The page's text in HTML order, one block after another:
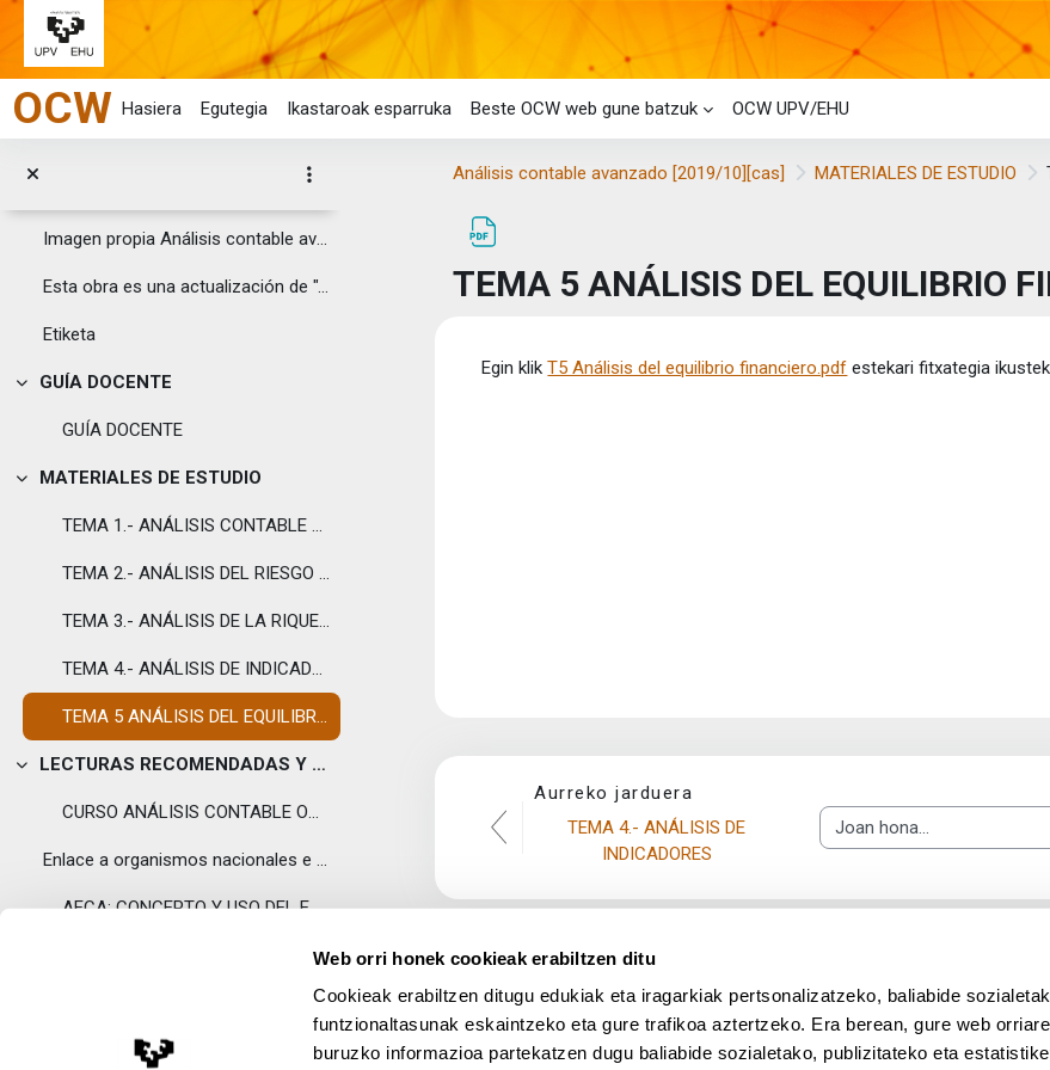
Web orri honek cookieak erabiltzen ditu
Cookieak erabiltzen ditugu edukiak eta iragarkiak pertsonalizatzeko, baliabide
funtzionaltasunak eskaintzeko eta gure trafikoa aztertzeko. Era berean, gure web
buruzko informazioa partekatzen dugu baliabide sozialetako, publizitateko eta
Joan eduki nagusira zuzenean
OCW Hasiera Egutegia Ikastaroak esparruka Beste OCW web gune batzuk OCW UPV/EHU
Orokorra
Imagen propia Análisis contable ava...
Esta obra es una actualización de "Análisis Contab...
Etiketa
Tolestu
GUÍA DOCENTE
GUÍA DOCENTE
Tolestu
MATERIALES DE ESTUDIO
TEMA 1.- ANÁLISIS CONTABLE EN PRESENCIA DE INFLACIÓN. EFECTOS DE LOS CAMBIOS EN EL NIVEL GENERAL DE PRECIOS
TEMA 2.- ANÁLISIS DEL RIESGO OPERATIVO
TEMA 3.- ANÁLISIS DE LA RIQUEZA GENERADA Y DISTRIBUIDA.
TEMA 4.- ANÁLISIS DE INDICADORES
TEMA 5 ANÁLISIS DEL EQUILIBRIO FINANCIERO
Tolestu
LECTURAS RECOMENDADAS Y OTROS RECURSOS
CURSO ANÁLISIS CONTABLE OCW 2018
Enlace a organismos nacionales e internacionales:
AECA: CONCEPTO Y USO DEL EBITDA
IASB: NORMA INTERNACIONAL DE CONTABILIDAD 33 (NIC 33) GANANCIAS POR ACCIÓN
PRÁCTICAS, EJERCICIOS Y ACTIVIDADES
ENUNCIADOS DE EJERCICIOS
Análisis contable avanzado [2019/10][cas] MATERIALES DE ESTUDIO
TEMA 5 ANÁLISIS DEL EQUILIBRIO
Egin klikT5 Análisis del equilibrio financiero.pdf estekari fitxategia
Aurreko jarduera
TEMA 4.-	ANÁLISIS DE
INDICADORES
Joan hona...
Lege Oharra App deskargatu UPV/EHU en Facebook
UPV/EHU en
UPV/EHUUPV/